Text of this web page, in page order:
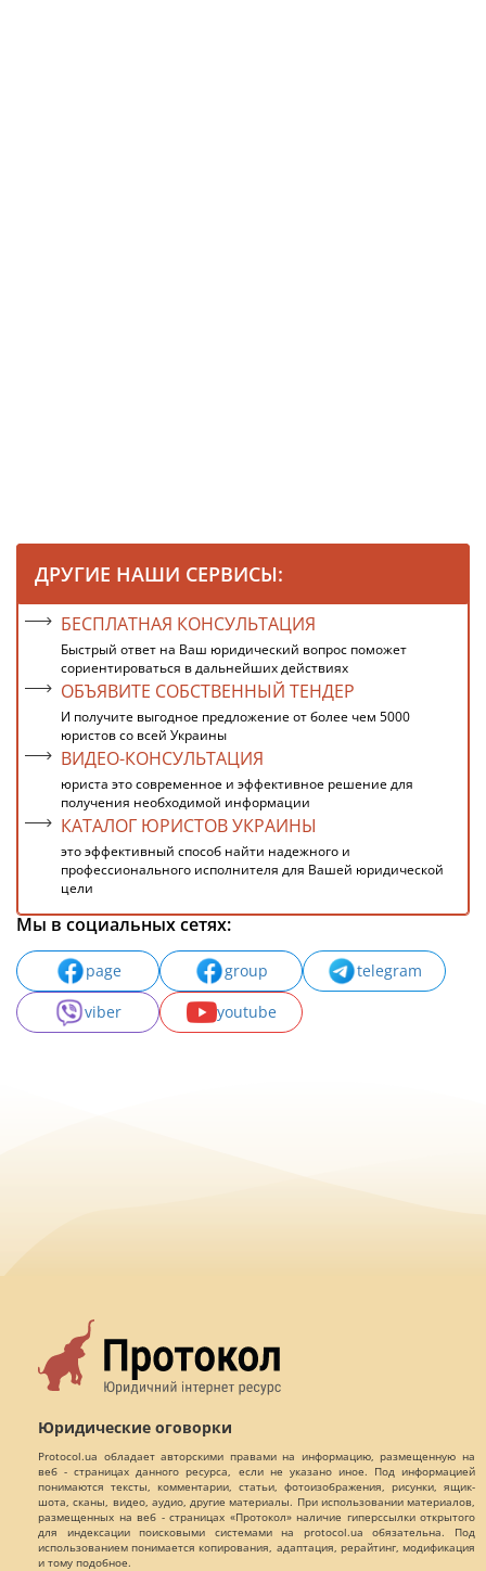
ДРУГИЕ НАШИ СЕРВИСЫ:
БЕСПЛАТНАЯ КОНСУЛЬТАЦИЯ
Быстрый ответ на Ваш юридический вопрос поможет
сориентироваться в дальнейших действиях
ОБЪЯВИТЕ СОБСТВЕННЫЙ ТЕНДЕР
И получите выгодное предложение от более чем 5000
юристов со всей Украины
ВИДЕО-КОНСУЛЬТАЦИЯ
юриста это современное и эффективное решение для
получения необходимой информации
КАТАЛОГ ЮРИСТОВ УКРАИНЫ
это эффективный способ найти надежного и
профессионального исполнителя для Вашей юридической
цели
Мы в социальных сетях:
page group
telegram
viber
youtube
Юридические оговорки
Protocol.ua обладает авторскими правами на информацию, размещенную на
веб - страницах данного ресурса, если не указано иное. Под информацией
понимаются тексты, комментарии, статьи, фотоизображения, рисунки, ящик-
шота, сканы, видео, аудио, другие материалы. При использовании материалов,
размещенных на веб - страницах «Протокол» наличие гиперссылки открытого
для индексации поисковыми системами на protocol.ua обязательна. Под
использованием понимается копирования, адаптация, рерайтинг, модификация
и тому подобное.